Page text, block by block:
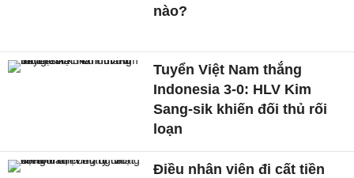
nào?
Tuyển Việt Nam thắng
Indonesia 3-0: HLV Kim
Sang-sik khiến đối thủ rối
loạn
Điều nhân viên đi cất tiền